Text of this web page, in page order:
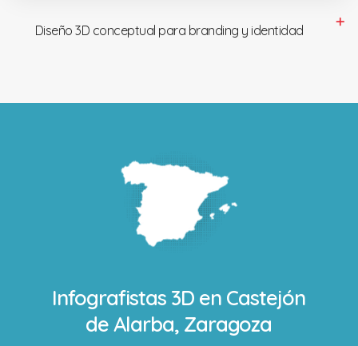
Diseño 3D conceptual para branding y identidad
Infografistas 3D en Castejón
de Alarba, Zaragoza